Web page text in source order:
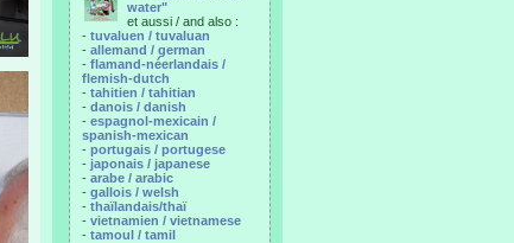
water"
et aussi / and also :
- tuvaluen / tuvaluan
- allemand / german
- flamand-néerlandais /
flemish-dutch
- tahitien / tahitian
- danois / danish
- espagnol-mexicain /
spanish-mexican
- portugais / portugese
- japonais / japanese
- arabe / arabic
- gallois / welsh
- thaïlandais/thaï
- vietnamien / vietnamese
- tamoul / tamil